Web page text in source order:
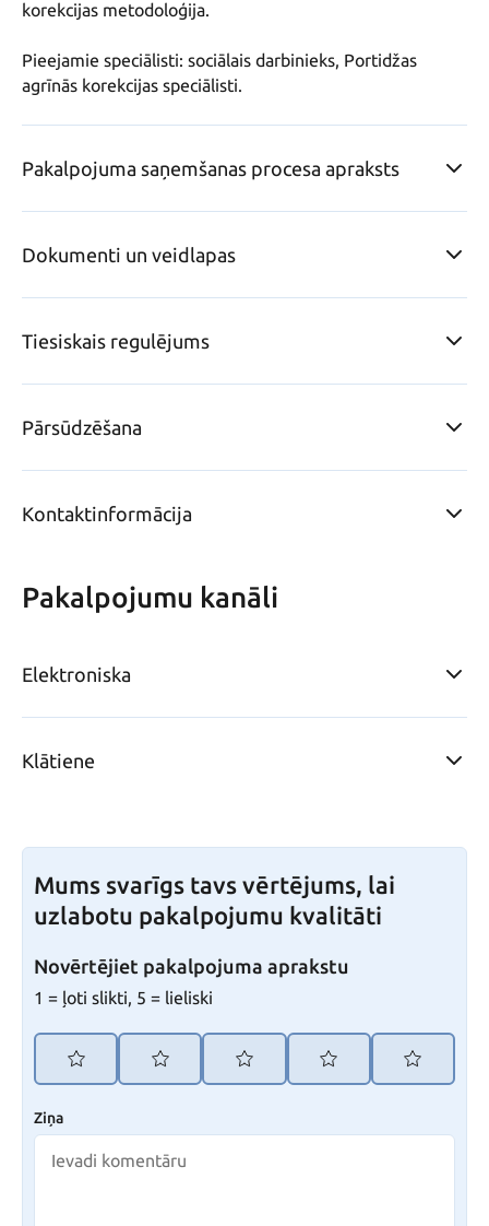
korekcijas metodoloģija.
Pieejamie speciālisti: sociālais darbinieks, Portidžas
agrīnās korekcijas speciālisti.
Pakalpojuma saņemšanas procesa apraksts
Dokumenti un veidlapas
Tiesiskais regulējums
Pārsūdzēšana
Kontaktinformācija
Pakalpojumu kanāli
Elektroniska
Klātiene
Mums svarīgs tavs vērtējums, lai
uzlabotu pakalpojumu kvalitāti
Novērtējiet pakalpojuma aprakstu
1 = ļoti slikti, 5 = lieliski
Ziņa